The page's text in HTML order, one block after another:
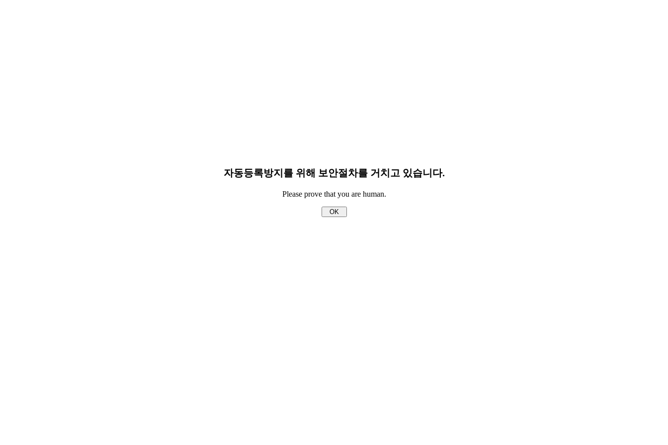
자동등록방지를 위해 보안절차를 거치고 있습니다.
Please prove that you are human.